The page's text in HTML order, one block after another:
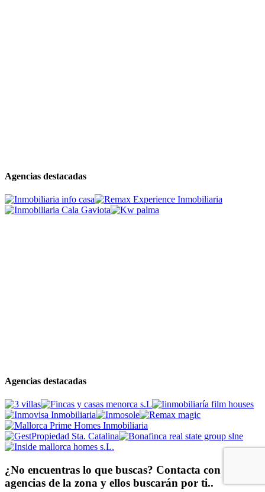
Agencias destacadas
Agencias destacadas
¿No encuentras lo que buscas? Contacta con
agencias de la zona y ellos buscarán por ti..